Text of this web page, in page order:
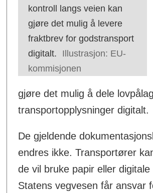
kontroll langs veien kan
gjøre det mulig å levere
fraktbrev for godstransport
digitalt.
Illustrasjon: EU-
kommisjonen
gjøre det mulig å dele
transportopplysninger digitalt.
De gjeldende
endres ikke. Transportører
de vil bruke papir eller digitale
Statens vegvesen får ansvar